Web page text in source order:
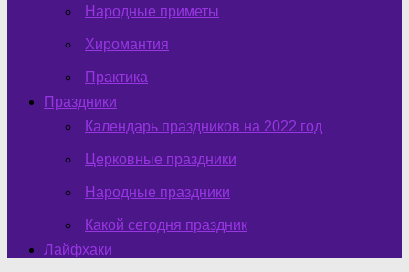
Народные приметы
Хиромантия
Практика
Праздники
Календарь праздников на 2022 год
Церковные праздники
Народные праздники
Какой сегодня праздник
Лайфхаки